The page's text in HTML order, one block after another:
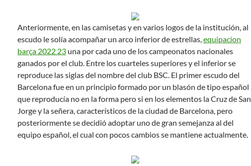
Anteriormente, en las camisetas y en varios logos de la institución, al
escudo le solía acompañar un arco inferior de estrellas,equipacion
barça 2022 23 una por cada uno de los campeonatos nacionales
ganados por el club. Entre los cuarteles superiores y el inferior se
reproduce las siglas del nombre del club BSC. El primer escudo del
Barcelona fue en un principio formado por un blasón de tipo español
que reproducía no en la forma pero si en los elementos la Cruz de San
Jorge y la señera, característicos de la ciudad de Barcelona, pero
posteriormente se decidió adoptar uno de gran semejanza al del
equipo español, el cual con pocos cambios se mantiene actualmente.